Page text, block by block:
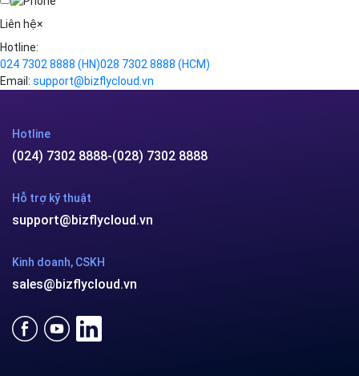
Videos
Liên hệ×
Hotline:
024 7302 8888 (HN)028 7302 8888 (HCM)
Email: support@bizflycloud.vn
Hotline
(024) 7302 8888-(028) 7302 8888
Hỗ trợ kỹ thuật
support@bizflycloud.vn
Kinh doanh, CSKH
sales@bizflycloud.vn